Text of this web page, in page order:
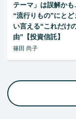
テーマ」は誤解か
“流行りもの”にとど
い言える“これだけ
由”【投資信託】
篠田 尚子